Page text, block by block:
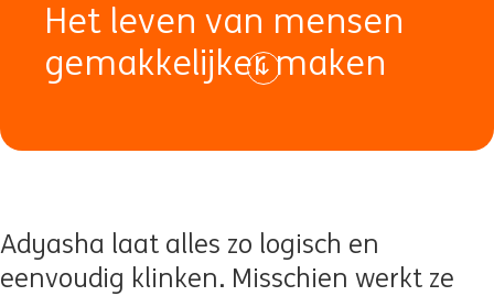
Het leven van mensen
gemakkelijker maken
Adyasha laat alles zo logisch en
eenvoudig klinken. Misschien werkt ze